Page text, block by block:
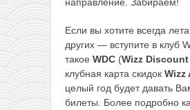
Если вы хотите всегда
других — вступите в клуб
такое WDC (Wizz
клубная карта скидок Wizz
целый год будет давать
билеты. Более подробно